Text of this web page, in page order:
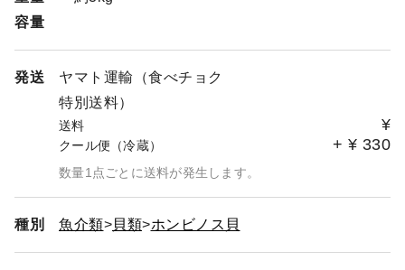
容量
発送
ヤマト運輸（食べチョク
特別送料）
送料 ¥
クール便（冷蔵） + ¥ 330
数量1点ごとに送料が発生します。
種別 魚介類 貝類 ホンビノス貝